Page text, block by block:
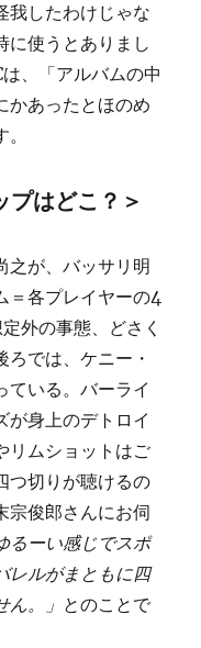
我したわけじゃな
に使うとありまし
、「アルバムの中
かあったとほのめ
プはどこ？＞
之が、バッサリ明
＝各プレイヤーの4
外の事態、どさく
では、ケニー・
ている。バーライ
が身上のデトロイ
リムショットはご
つ切りが聴けるの
宗俊郎さんにお伺
るーい感じでスポ
レルがまともに四
。」 とのことで